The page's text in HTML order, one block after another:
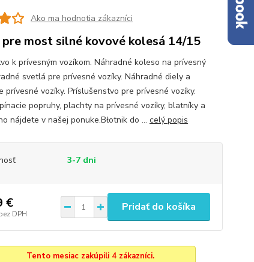
Ako ma hodnotia zákazníci
most silné kovové kolesá 14/15
k prívesným vozíkom. Náhradné koleso na prívesný
svetlá pre prívesné vozíky. Náhradné diely a
prívesné vozíky. Príslušenstvo pre prívesné vozíky.
popruhy, plachty na prívesné vozíky, blatníky a
nájdete v našej ponuke.Błotnik do ... celý popis
3-7 dni
€
DPH
Pridať do košíka
Tento mesiac zakúpili 4 zákazníci.